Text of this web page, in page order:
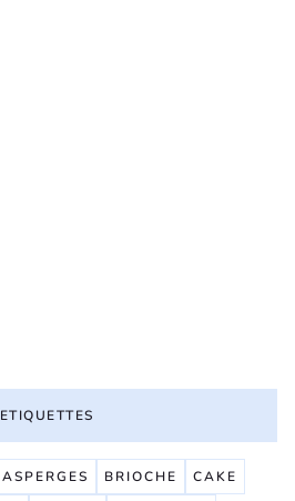
ETIQUETTES
ASPERGES BRIOCHE
CAKE